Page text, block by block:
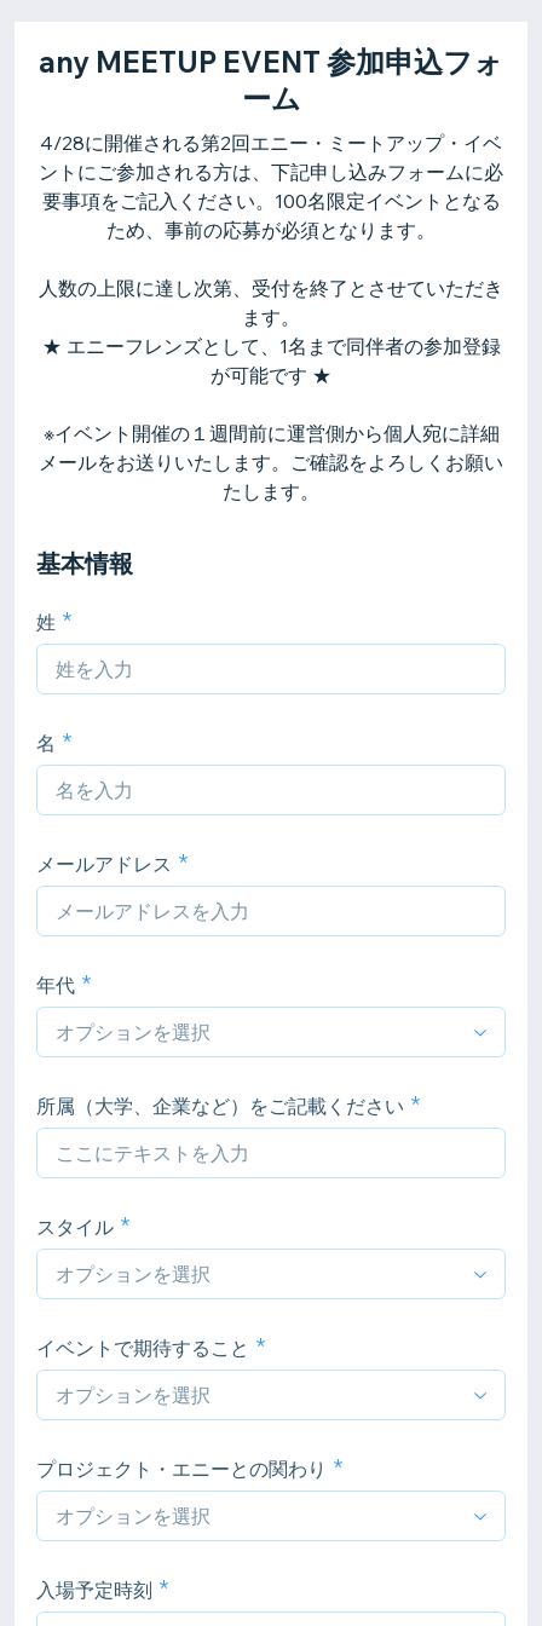
any MEETUP EVENT 参加申込フォ
ーム
4/28に開催される第2回エニー・ミートアップ・イベ
ントにご参加される方は、下記申し込みフォームに必
要事項をご記入ください。100名限定イベントとなる
ため、事前の応募が必須となります。
人数の上限に達し次第、受付を終了とさせていただき
ます。
★ エニーフレンズとして、1名まで同伴者の参加登録
が可能です ★
※イベント開催の１週間前に運営側から個人宛に詳細
メールをお送りいたします。ご確認をよろしくお願い
たします。
基本情報
姓
名
メールアドレス
年代
所属（大学、企業など）をご記載ください
スタイル
イベントで期待すること
プロジェクト・エニーとの関わり
入場予定時刻